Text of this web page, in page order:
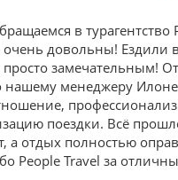
в турагентство
очень довольны!
замечательным!
нашему менеджеру
поездки. Всё
а отдых полностью
People Travel за